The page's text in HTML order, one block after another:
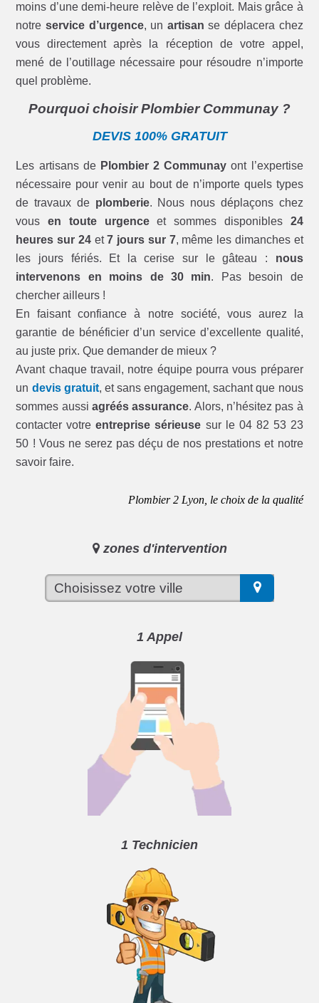
moins d’une demi-heure relève de l’exploit. Mais grâce à
notreservice d’urgence, un artisan se déplacera chez
vous directement après la réception de votre appel,
mené de l’outillage nécessaire pour résoudre n’importe
quel problème.
Pourquoi choisir Plombier Communay ?
DEVIS 100% GRATUIT
Les artisans de Plombier 2 Communay ont l’expertise
nécessaire pour venir au bout de n’importe quels types
de travaux de plomberie. Nous nous déplaçons chez
vousen toute urgenceet sommes disponibles 24
heures sur 24et7 jours sur 7, même les dimanches et
les jours fériés. Et la cerise sur le gâteau : nous
intervenons en moins de 30 min. Pas besoin de
chercher ailleurs !
En faisant confiance à notre société, vous aurez la
garantie de bénéficier d’un service d’excellente qualité,
au juste prix. Que demander de mieux ?
Avant chaque travail, notre équipe pourra vous préparer
un devis gratuit, et sans engagement, sachant que nous
sommes aussiagréés assurance. Alors, n’hésitez pas à
contacter votreentreprise sérieuse sur le 04 82 53 23
50 ! Vous ne serez pas déçu de nos prestations et notre
savoir faire.
Plombier 2 Lyon, le choix de la qualité
zones d'intervention
1 Appel
1 Technicien